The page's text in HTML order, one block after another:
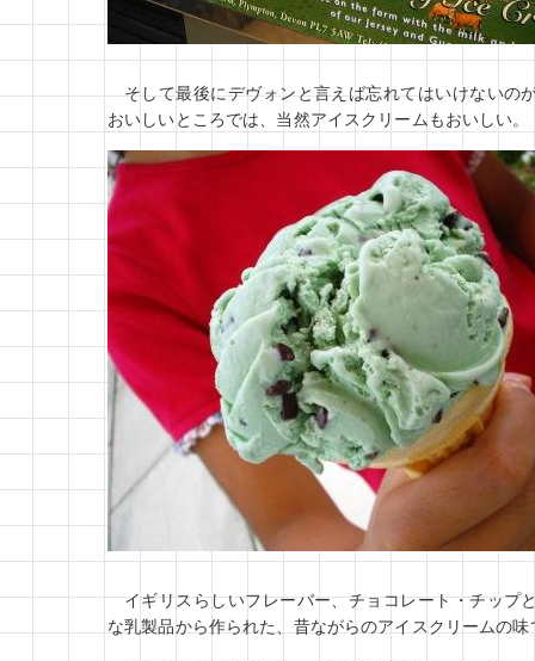
そして最後にデヴォンと言えば忘れてはいけないの
おいしいところでは、当然アイスクリームもおいしい。
イギリスらしいフレーバー、チョコレート・チップ
な乳製品から作られた、昔ながらのアイスクリームの味